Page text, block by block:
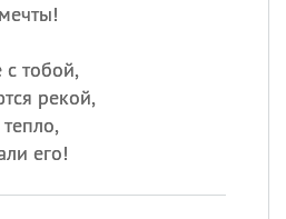
тобой,
рекой,
его!
ИМЕНА
Сегодня празднуют именины
Сергей